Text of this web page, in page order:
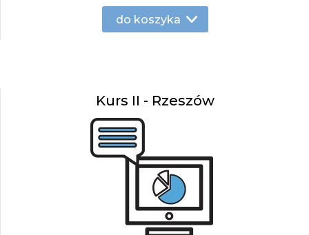
do koszyka
Kurs II - Rzeszów